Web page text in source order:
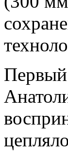
Первый